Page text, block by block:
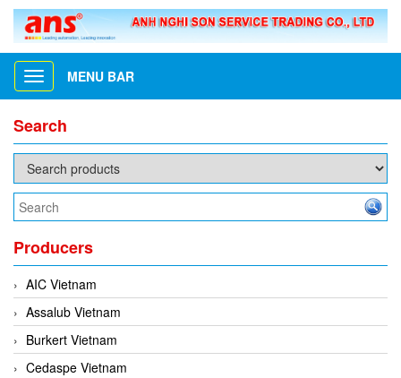
Toggle
navigation
MENU BAR
Search
Producers
AIC Vietnam
Assalub Vietnam
Burkert Vietnam
Cedaspe Vietnam